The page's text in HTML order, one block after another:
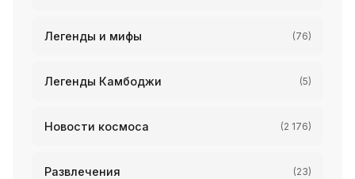
Легенды и мифы (76)
Легенды Камбоджи (5)
Новости космоса (2 176)
Развлечения (23)